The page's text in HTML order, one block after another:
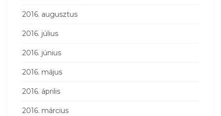
2016. augusztus
2016. július
2016. június
2016. május
2016. április
2016. március